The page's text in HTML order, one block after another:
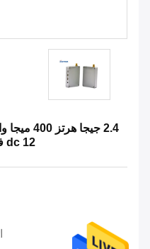
dc 12 فولت ل بدون طيار uav العارض